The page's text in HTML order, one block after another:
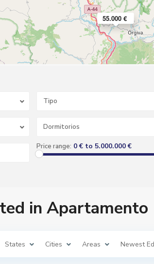
65.000 €
55.000 €
Tipo
Dormitorios
Price range: 0 € to 5.000.000 €
in Apartamento
States Cities Areas Newest
d
i
a
a